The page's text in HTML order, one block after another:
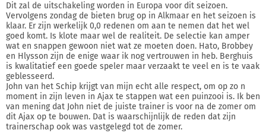
Dit zal de uitschakeling worden in Europa voor dit seizoen.
Vervolgens zondag de bieten brug op in Alkmaar en het seizoen is
klaar. Er zijn werkelijk 0,0 redenen om aan te nemen dat het wel
goed komt. Is klote maar wel de realiteit. De selectie kan amper
wat en snappen gewoon niet wat ze moeten doen. Hato, Brobbey
en Hlysson zijn de enige waar ik nog vertrouwen in heb. Berghuis
is kwalitatief een goede speler maar verzaakt te veel en is te vaak
geblesseerd.
John van het Schip krijgt van mijn echt alle respect, om op zo n
moment in zijn leven in Ajax te stappen wat een puinzooi is. Ik ben
van mening dat John niet de juiste trainer is voor na de zomer om
dit Ajax op te bouwen. Dat is waarschijnlijk de reden dat zijn
trainerschap ook was vastgelegd tot de zomer.